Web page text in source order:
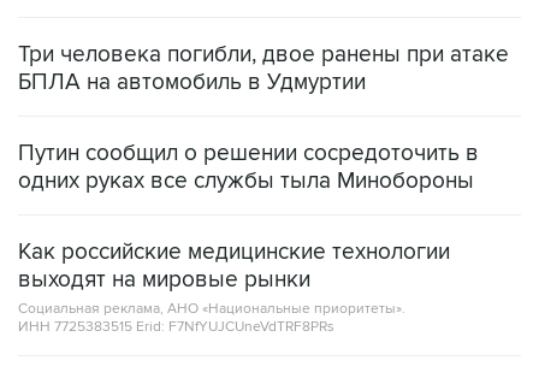
Три человека погибли, двое ранены при атаке
БПЛА на автомобиль в Удмуртии
Путин сообщил о решении сосредоточить в
одних руках все службы тыла Минобороны
Как российские медицинские технологии
выходят на мировые рынки
Социальная реклама, АНО «Национальные приоритеты».
ИНН 7725383515 Erid: F7NfYUJCUneVdTRF8PRs